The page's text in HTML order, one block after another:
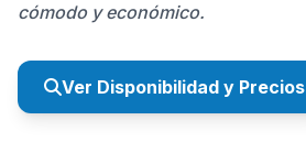
cómodo y económico.
Ver Disponibilidad y Precios